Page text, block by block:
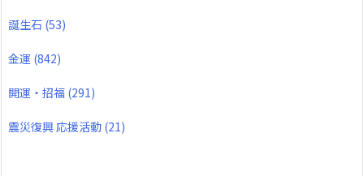
誕生石 (53)
金運 (842)
開運・招福 (291)
震災復興 応援活動 (21)